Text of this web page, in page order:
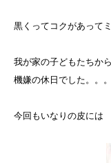
黒くってコクがあって
我が家の子どもたちか
機嫌の休日でした。。。
今回もいなりの皮には